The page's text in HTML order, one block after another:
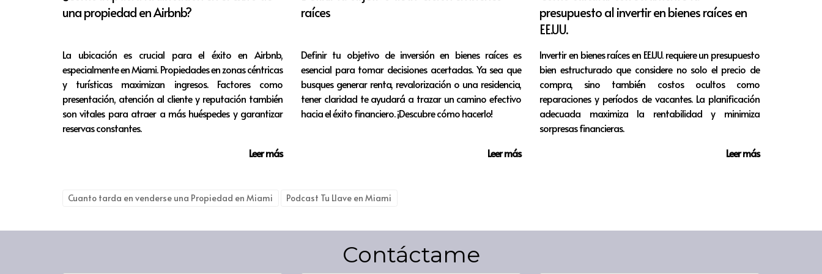
embarcó en un camino profesional que le trajo mayor felicidad y satisfacción, demostrando que la intención y el análisis en la toma de decisiones
La reflexión y el análisis son aliados poderosos en la búsqueda de decisiones que resuenen con nuestros deseos más profundos.
Reflexiones Finales
La toma de decisiones es una habilidad invaluable que puede influir en todos los aspectos de nuestra vida. Al adoptar un enfoque estructurado y
decisión que tomamos cuenta, y la forma en que decidimos puede determinar el rumbo de nuestro futuro. Abracemos la importancia de esta
Resumen
seguir un enfoque estructurado, cada paso es esencial para construir una vida más consciente y alineada con nuestros valores.
una propiedad en Airbnb?
La ubicación es crucial para el éxito en Airbnb,
especialmente en Miami. Propiedades en zonas céntricas
y turísticas maximizan ingresos. Factores como
presentación, atención al cliente y reputación también
son vitales para atraer a más huéspedes y garantizar
reservas constantes.
Leer más
raíces
Definir tu objetivo de inversión en bienes raíces es
esencial para tomar decisiones acertadas. Ya sea que
busques generar renta, revalorización o una residencia,
tener claridad te ayudará a trazar un camino efectivo
hacia el éxito financiero. ¡Descubre cómo hacerlo!
Leer más
presupuesto al invertir en bienes raíces en
EE.UU.
Invertir en bienes raíces en EE.UU. requiere un presupuesto
bien estructurado que considere no solo el precio de
compra, sino también costos ocultos como
reparaciones y períodos de vacantes. La planificación
adecuada maximiza la rentabilidad y minimiza
sorpresas financieras.
Leer más
Cuanto tarda en venderse una Propiedad en Miami Podcast Tu Llave en Miami
Contáctame